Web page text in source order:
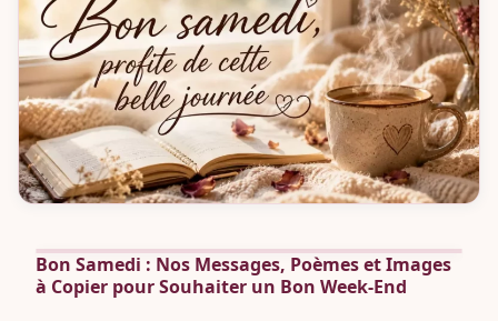
Bon Samedi : Nos Messages, Poèmes et Images
à Copier pour Souhaiter un Bon Week-End